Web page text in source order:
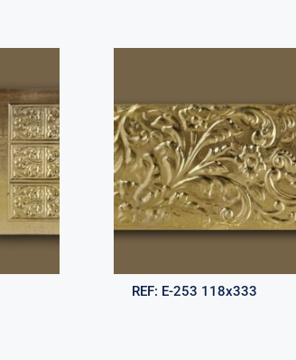
REF: E-253 118x333